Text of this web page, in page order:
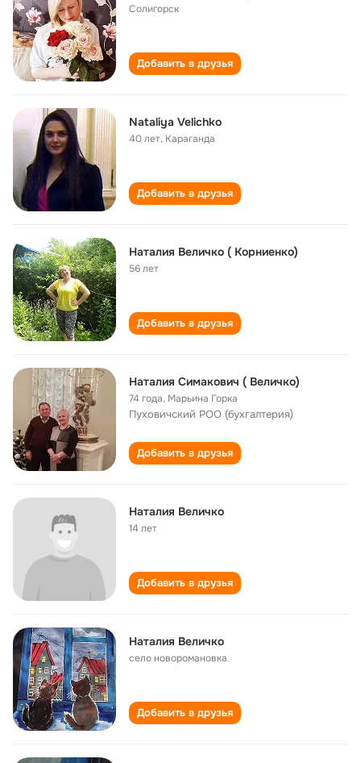
Солигорск
Добавить в друзья
Nataliya Velichko
40 лет, Караганда
Добавить в друзья
Наталия Величко ( Корниенко)
56 лет
Добавить в друзья
Наталия Симакович ( Величко)
74 года, Марьина Горка
Пуховичский РОО (бухгалтерия)
Добавить в друзья
Наталия Величко
14 лет
Добавить в друзья
Наталия Величко
село новоромановка
Добавить в друзья